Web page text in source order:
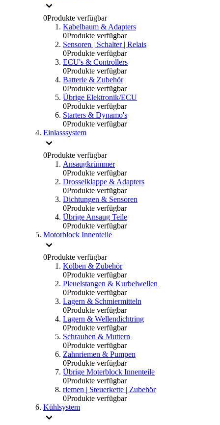
0Produkte verfügbar
Kabelbaum & Adapters
0Produkte verfügbar
Sensoren | Schalter | Relais
0Produkte verfügbar
ECU's & Controllers
0Produkte verfügbar
Batterie & Zubehör
0Produkte verfügbar
Übrige Elektronik/ECU
0Produkte verfügbar
Starters & Dynamo's
0Produkte verfügbar
Einlasssystem
0Produkte verfügbar
Ansaugkrümmer
0Produkte verfügbar
Drosselklappe & Adapters
0Produkte verfügbar
Dichtungen & Sensoren
0Produkte verfügbar
Übrige Ansaug Teile
0Produkte verfügbar
Motorblock Innenteile
0Produkte verfügbar
Kolben & Zubehör
0Produkte verfügbar
Pleuelstangen & Kurbelwellen
0Produkte verfügbar
Lagern & Schmiermitteln
0Produkte verfügbar
Lagern & Wellendichtring
0Produkte verfügbar
Schrauben & Muttern
0Produkte verfügbar
Zahnriemen & Pumpen
0Produkte verfügbar
Übrige Moterblock Innenteile
0Produkte verfügbar
riemen | Steuerkette | Zubehör
0Produkte verfügbar
Kühlsystem